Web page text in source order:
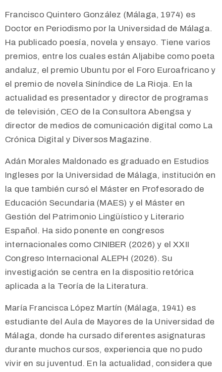
Francisco Quintero González (Málaga, 1974) es
Doctor en Periodismo por la Universidad de Málaga.
Ha publicado poesía, novela y ensayo. Tiene varios
premios, entre los cuales están Aljabibe como poeta
andaluz, el premio Ubuntu por el Foro Euroafricano y
el premio de novela Siníndice de La Rioja. En la
actualidad es presentador y director de programas
de televisión, CEO de la Consultora Abengsa y
director de medios de comunicación digital como La
Crónica Digital y Diversos Magazine.
Adán Morales Maldonado es graduado en Estudios
Ingleses por la Universidad de Málaga, institución en
la que también cursó el Máster en Profesorado de
Educación Secundaria (MAES) y el Máster en
Gestión del Patrimonio Lingüístico y Literario
Español. Ha sido ponente en congresos
internacionales como CINIBER (2026) y el XXII
Congreso Internacional ALEPH (2026). Su
investigación se centra en la dispositio retórica
aplicada a la Teoría de la Literatura.
María Francisca López Martín (Málaga, 1941) es
estudiante del Aula de Mayores de la Universidad de
Málaga, donde ha cursado diferentes asignaturas
durante muchos cursos, experiencia que no pudo
vivir en su juventud. En la actualidad, considera que